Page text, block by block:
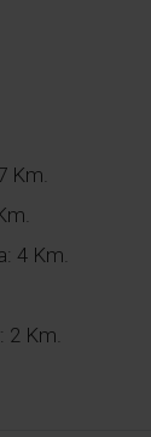
Km.
4 Km.
2 Km.